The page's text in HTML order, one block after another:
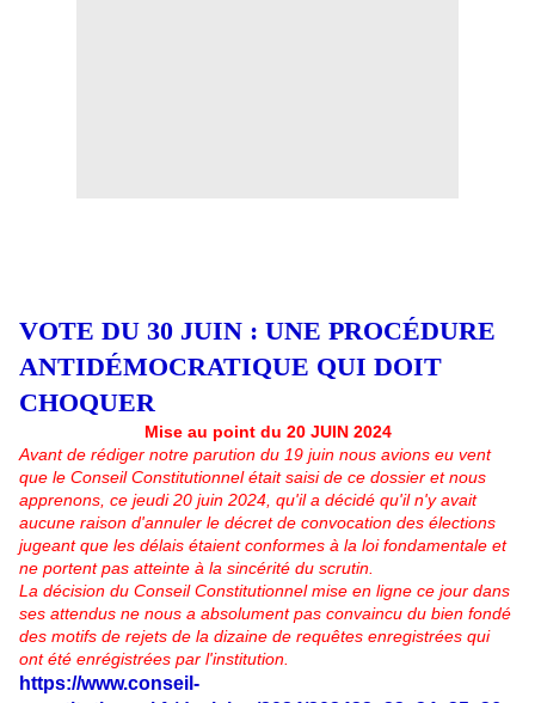
VOTE DU 30 JUIN : UNE PROCÉDURE
ANTIDÉMOCRATIQUE QUI DOIT
CHOQUER
Mise au point du 20 JUIN 2024
Avant de rédiger notre parution du 19 juin nous avions eu vent
que le Conseil Constitutionnel était saisi de ce dossier et nous
apprenons, ce jeudi 20 juin 2024, qu'il a décidé qu'il n'y avait
aucune raison d'annuler le décret de convocation des élections
jugeant que les délais étaient conformes à la loi fondamentale et
ne portent pas atteinte à la sincérité du scrutin.
La décision du Conseil Constitutionnel mise en ligne ce jour dans
ses attendus ne nous a absolument pas convaincu du bien fondé
des motifs de rejets de la dizaine de requêtes enregistrées qui
ont été enrégistrées par l'institution.
https://www.conseil-